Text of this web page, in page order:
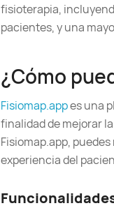
fisioterapia,
pacientes, y una
¿Cómo
Fisiomap.appes una
finalidad de mejorar
Fisiomap.app,
experiencia del